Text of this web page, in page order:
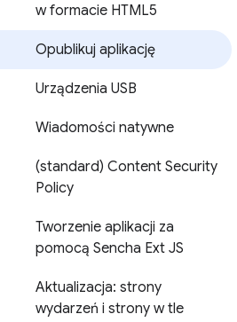
w formacie HTML5
Opublikuj aplikację
Urządzenia USB
Wiadomości natywne
(standard) Content Security
Policy
Tworzenie aplikacji za
pomocą Sencha Ext JS
Aktualizacja: strony
wydarzeń i strony w tle